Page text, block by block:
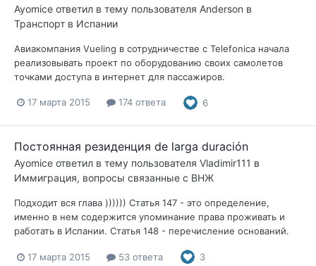
Ayomice ответил в тему пользователя Anderson в
Транспорт в Испании
Авиакомпания Vueling в сотрудничестве с Telefonica начала
реализовывать проект по оборудованию своих самолетов
точками доступа в интернет для пассажиров.
17 марта 2015 174 ответа 6
Постоянная резиденция de larga duración
Ayomice ответил в тему пользователя Vladimir111 в
Иммиграция, вопросы связанные с ВНЖ
Подходит вся глава )))))) Статья 147 - это определение,
именно в нем содержится упоминание права проживать и
работать в Испании. Статья 148 - перечисление оснований.
17 марта 2015 53 ответа 3